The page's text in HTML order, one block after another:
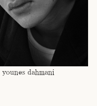
younes dahmani